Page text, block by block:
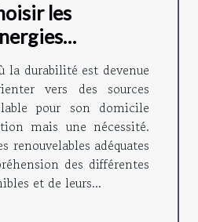
les
pour votre
la durabilité est devenue
vers des sources
pour son domicile
mais une nécessité.
renouvelables adéquates
des différentes
et de leurs...